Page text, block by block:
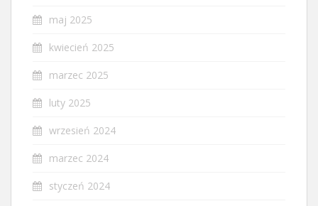
maj 2025
kwiecień 2025
marzec 2025
luty 2025
wrzesień 2024
marzec 2024
styczeń 2024